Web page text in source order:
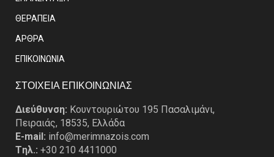
ΘΕΡΑΠΕΙΑ
ΑΡΘΡΑ
EΠΙΚΟΙΝΩΝΙΑ
ΣΤΟΙΧΕΙΑ ΕΠΙΚΟΙΝΩΝΙΑΣ
Διεύθυνση: Κουντουριώτου 195 Πασαλιμάνι,
Πειραιάς, 18535, Ελλάδα
E-mail: info@merimnazois.com
Tηλ.: +30 210 4411000